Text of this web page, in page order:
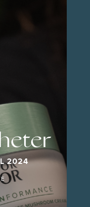
2024